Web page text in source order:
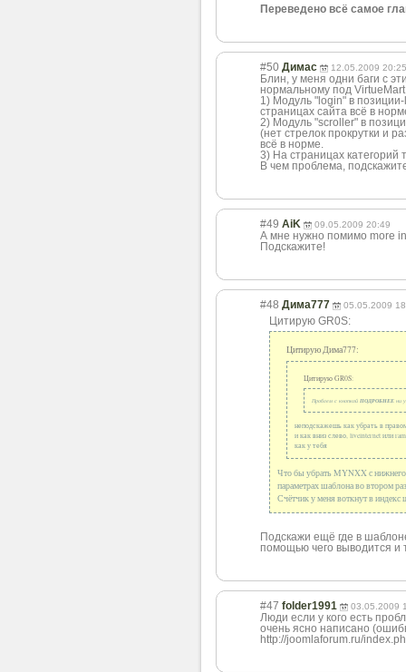
Переведено всё самое
#50 Димас 12.05.2009 20:25
Блин, у меня одни баги с
нормальному под
1) Модуль "login" в
страницах сайта всё в
2) Модуль "scroller" в
(нет стрелок прокрутки и
всё в норме.
3) На страницах категорий
В чем проблема,
#49 AiK 09.05.2009 20:49
А мне нужно помимо more
Подскажите!
#48 Дима777 05.05.2009
Цитирую GR0S:
Цитирую Дима777:
Цитирую GR0S:
Проблем с кнопкой ПОДРОБНЕЕни у
неподскажешь как убрать в
и как вниз слево, liveinternet или
как у тебя
Что бы убрать MYNXX с нижнего
параметрах шаблона во втором
Счётчик у меня воткнут в индекс
Подскажи ещё где в
помощью чего выводится и
#47 folder1991 03.05.2009
Люди если у кого есть
очень ясно написано
http://joomlaforum.ru/